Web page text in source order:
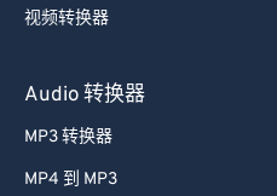
视频转换器
Audio 转换器
MP3 转换器
MP4 到 MP3